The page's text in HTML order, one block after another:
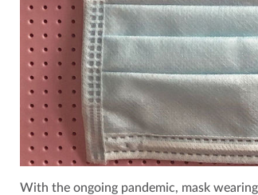
With the ongoing pandemic, mask